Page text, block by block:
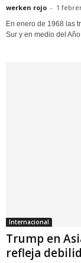
werken rojo - 1
En enero de 1968 las
Sur y en medio del
Internacional
Trump en
refleja